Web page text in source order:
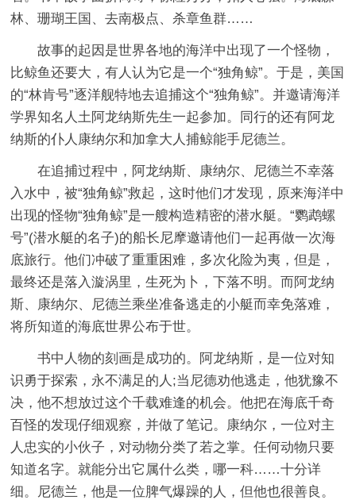
林、珊瑚王国、去南极点、杀章鱼群……
故事的起因是世界各地的海洋中出现了一个怪物，
比鲸鱼还要大，有人认为它是一个“独角鲸”。于是，美国
的“林肯号”逐洋舰特地去追捕这个“独角鲸”。并邀请海洋
学界知名人土阿龙纳斯先生一起参加。同行的还有阿龙
纳斯的仆人康纳尔和加拿大人捕鲸能手尼德兰。
在追捕过程中，阿龙纳斯、康纳尔、尼德兰不幸落
入水中，被“独角鲸”救起，这时他们才发现，原来海洋中
出现的怪物“独角鲸”是一艘构造精密的潜水艇。“鹦鹉螺
号”(潜水艇的名子)的船长尼摩邀请他们一起再做一次海
底旅行。他们冲破了重重困难，多次化险为夷，但是，
最终还是落入漩涡里，生死为卜，下落不明。而阿龙纳
斯、康纳尔、尼德兰乘坐准备逃走的小艇而幸免落难，
将所知道的海底世界公布于世。
书中人物的刻画是成功的。阿龙纳斯，是一位对知
识勇于探索，永不满足的人;当尼德劝他逃走，他犹豫不
决，他不想放过这个千载难逢的机会。他把在海底千奇
百怪的发现仔细观察，并做了笔记。康纳尔，一位对主
人忠实的小伙子，对动物分类了若之掌。任何动物只要
知道名字。就能分出它属什么类，哪一科……十分详
细。尼德兰，他是一位脾气爆躁的人，但他也很善良。